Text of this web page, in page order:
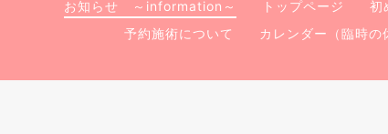
お知らせ ～information～ トップページ 初
予約施術について
カレンダー（臨時の